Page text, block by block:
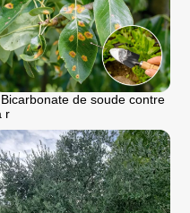
Bicarbonate de soude contre
r